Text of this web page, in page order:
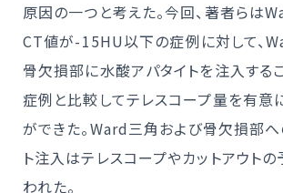
原因の一つと考えた。今回、著者らは
CT値が-15HU以下の症例に対して、
骨欠損部に水酸アパタイトを注入する
症例と比較してテレスコープ量を有意
ができた。Ward三角および骨欠損部
ト注入はテレスコープやカットアウト
われた。